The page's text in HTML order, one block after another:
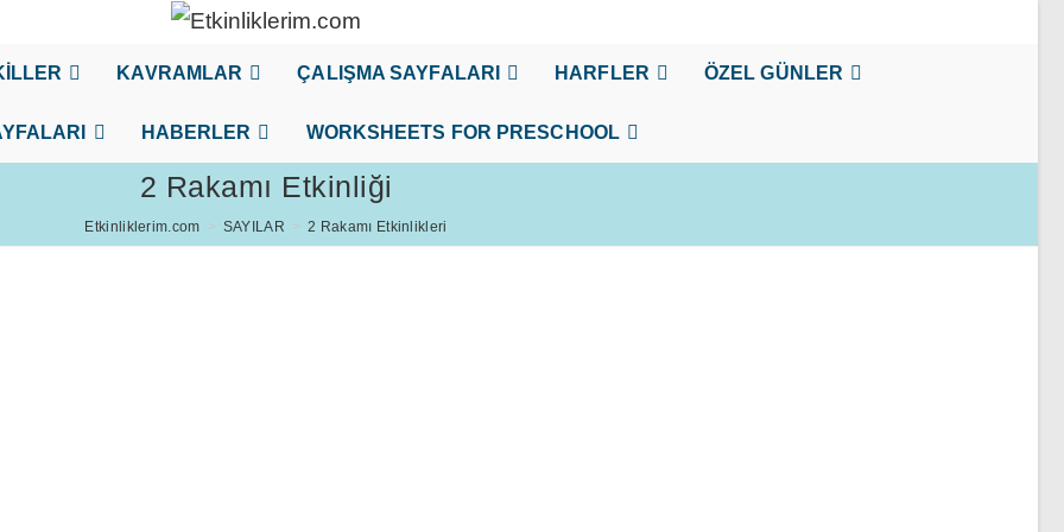
KAVRAMLAR ÇALIŞMA SAYFALARI HARFLER ÖZEL GÜNLER
HABERLER WORKSHEETS FOR PRESCHOOL
2 Rakamı Etkinliği
Etkinliklerim.com > SAYILAR > 2 Rakamı Etkinlikleri